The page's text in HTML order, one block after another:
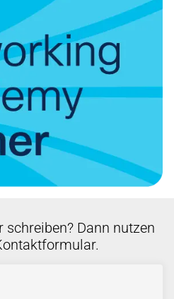
schreiben? Dann nutzen